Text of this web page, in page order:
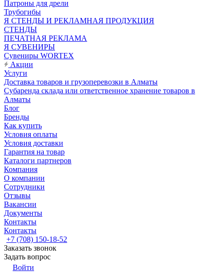
Патроны для дрели
Трубогибы
Я СТЕНДЫ И РЕКЛАМНАЯ ПРОДУКЦИЯ
СТЕНДЫ
ПЕЧАТНАЯ РЕКЛАМА
Я СУВЕНИРЫ
Сувениры WORTEX
Акции
Услуги
Доставка товаров и грузоперевозки в Алматы
Субаренда склада или ответственное хранение товаров в
Алматы
Блог
Бренды
Как купить
Условия оплаты
Условия доставки
Гарантия на товар
Каталоги партнеров
Компания
О компании
Сотрудники
Отзывы
Вакансии
Документы
Контакты
Контакты
+7 (708) 150-18-52
Заказать звонок
Задать вопрос
Войти